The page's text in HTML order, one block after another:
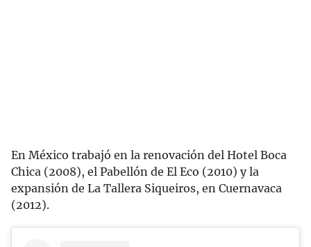
En México trabajó en la renovación del Hotel Boca
Chica (2008), el Pabellón de El Eco (2010) y la
expansión de La Tallera Siqueiros, en Cuernavaca
(2012).